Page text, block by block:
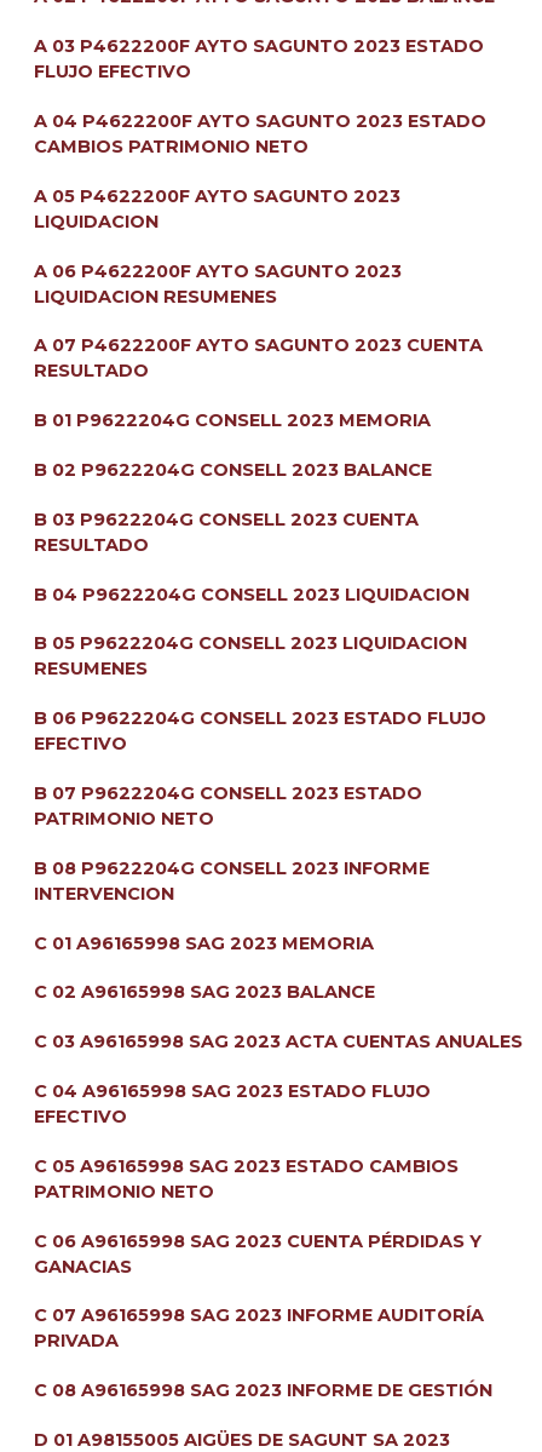
A 03 P4622200F AYTO SAGUNTO 2023 ESTADO
FLUJO EFECTIVO
A 04 P4622200F AYTO SAGUNTO 2023 ESTADO
CAMBIOS PATRIMONIO NETO
A 05 P4622200F AYTO SAGUNTO 2023
LIQUIDACION
A 06 P4622200F AYTO SAGUNTO 2023
LIQUIDACION RESUMENES
A 07 P4622200F AYTO SAGUNTO 2023 CUENTA
RESULTADO
B 01 P9622204G CONSELL 2023 MEMORIA
B 02 P9622204G CONSELL 2023 BALANCE
B 03 P9622204G CONSELL 2023 CUENTA
RESULTADO
B 04 P9622204G CONSELL 2023 LIQUIDACION
B 05 P9622204G CONSELL 2023 LIQUIDACION
RESUMENES
B 06 P9622204G CONSELL 2023 ESTADO FLUJO
EFECTIVO
B 07 P9622204G CONSELL 2023 ESTADO
PATRIMONIO NETO
B 08 P9622204G CONSELL 2023 INFORME
INTERVENCION
C 01 A96165998 SAG 2023 MEMORIA
C 02 A96165998 SAG 2023 BALANCE
C 03 A96165998 SAG 2023 ACTA CUENTAS ANUALES
C 04 A96165998 SAG 2023 ESTADO FLUJO
EFECTIVO
C 05 A96165998 SAG 2023 ESTADO CAMBIOS
PATRIMONIO NETO
C 06 A96165998 SAG 2023 CUENTA PÉRDIDAS Y
GANACIAS
C 07 A96165998 SAG 2023 INFORME AUDITORÍA
PRIVADA
C 08 A96165998 SAG 2023 INFORME DE GESTIÓN
D 01 A98155005 AIGÜES DE SAGUNT SA 2023